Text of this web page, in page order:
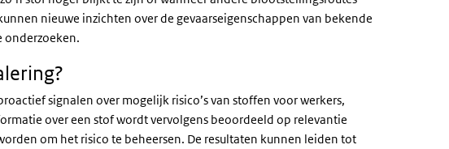
nieuwe inzichten over de gevaarseigenschappen van bekende
onderzoeken.
signalen over mogelijk risico’s van stoffen voor werkers,
over een stof wordt vervolgens beoordeeld op relevantie
om het risico te beheersen. De resultaten kunnen leiden tot